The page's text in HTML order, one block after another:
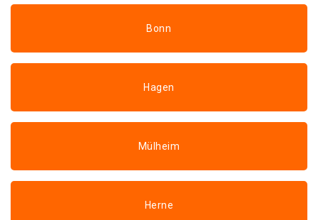
Bonn
Hagen
Mülheim
Herne